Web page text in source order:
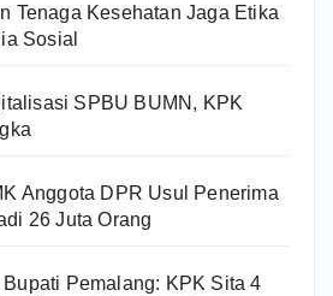
Tenaga Kesehatan Jaga Etika
Sosial
SPBU BUMN, KPK
Anggota DPR Usul Penerima
26 Juta Orang
Pemalang: KPK Sita 4